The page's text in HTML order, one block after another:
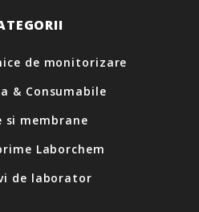
de monitorizare
& Consumabile
si membrane
Laborchem
de laborator